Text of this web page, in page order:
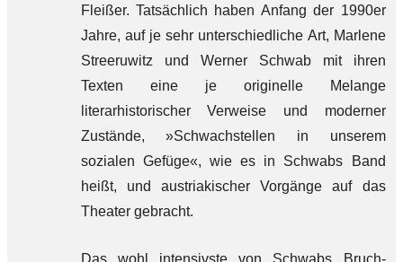
Fleißer. Tatsächlich haben Anfang der 1990er
Jahre, auf je sehr unterschiedliche Art, Marlene
Streeruwitz und Werner Schwab mit ihren
Texten eine je originelle Melange
literarhistorischer Verweise und moderner
Zustände, »Schwachstellen in unserem
sozialen Gefüge«, wie es in Schwabs Band
heißt, und austriakischer Vorgänge auf das
Theater gebracht.
Das wohl intensivste von Schwabs Bruch-